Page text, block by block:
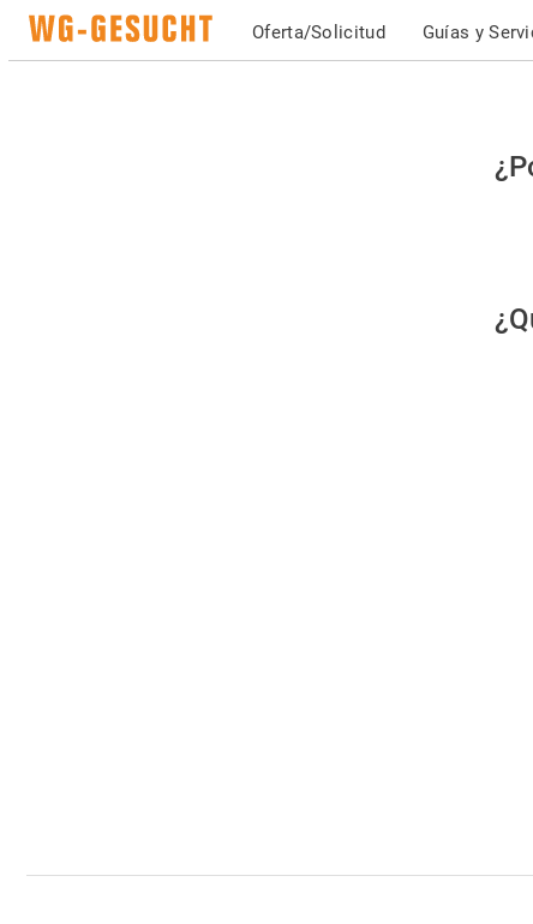
Oferta/Solicitud Guías y
es